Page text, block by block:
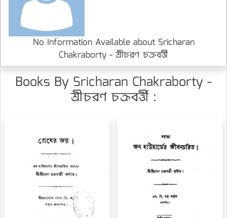
No Information Available about Sricharan
Chakraborty - শ্রীচরণ চক্রবর্ত্তী
Books By Sricharan Chakraborty -
শ্রীচরণ চক্রবর্ত্তী :